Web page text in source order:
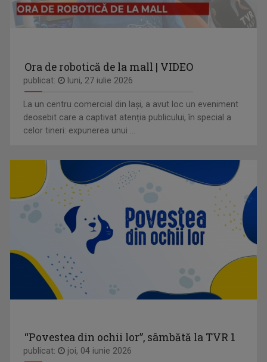
Ora de robotică de la mall | VIDEO
publicat: luni, 27 iulie 2026
La un centru comercial din Iași, a avut loc un eveniment
deosebit care a captivat atenția publicului, în special a
celor tineri: expunerea unui ...
“Povestea din ochii lor”, sâmbătă la TVR 1
publicat: joi, 04 iunie 2026